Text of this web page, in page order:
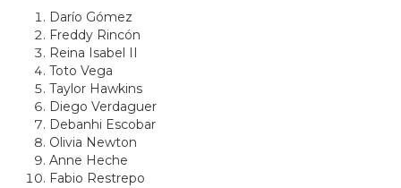
Darío Gómez
Freddy Rincón
Reina Isabel II
Toto Vega
Taylor Hawkins
Diego Verdaguer
Debanhi Escobar
Olivia Newton
Anne Heche
Fabio Restrepo